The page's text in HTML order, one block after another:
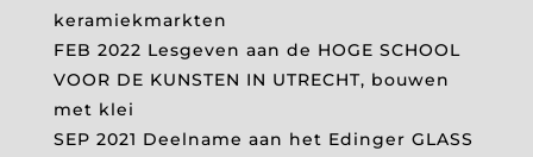
keramiekmarkten
FEB 2022 Lesgeven aan de HOGE SCHOOL
VOOR DE KUNSTEN IN UTRECHT, bouwen
met klei
SEP 2021 Deelname aan het Edinger GLASS